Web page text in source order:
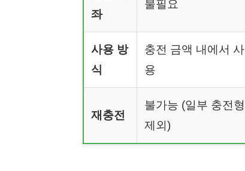
좌
불필요
사용 방
식
충전 금액 내에서 사
용
재충전
불가능 (일부 충전형
제외)